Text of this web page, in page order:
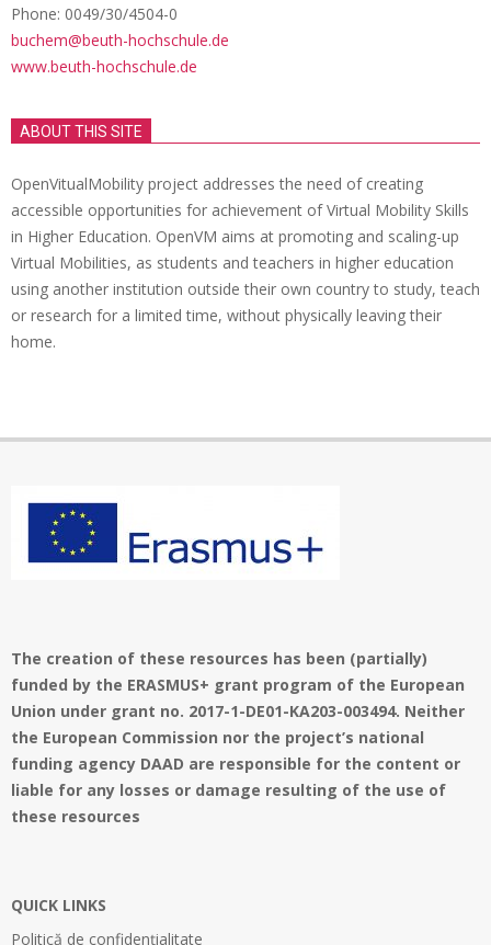
Phone: 0049/30/4504-0
buchem@beuth-hochschule.de
www.beuth-hochschule.de
ABOUT THIS SITE
OpenVitualMobility project addresses the need of creating
accessible opportunities for achievement of Virtual Mobility Skills
in Higher Education. OpenVM aims at promoting and scaling-up
Virtual Mobilities, as students and teachers in higher education
using another institution outside their own country to study, teach
or research for a limited time, without physically leaving their
home.
The creation of these resources has been (partially)
funded by the ERASMUS+ grant program of the European
Union under grant no. 2017-1-DE01-KA203-003494. Neither
the European Commission nor the project’s national
funding agency DAAD are responsible for the content or
liable for any losses or damage resulting of the use of
these resources
QUICK LINKS
Politică de confidențialitate